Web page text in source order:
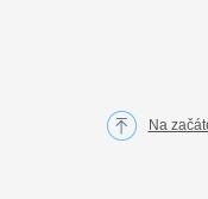
Na